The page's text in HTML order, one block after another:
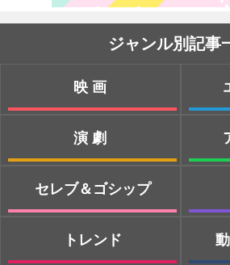
ジャンル別記事
映画
演劇
セレブ＆ゴシップ
トレンド